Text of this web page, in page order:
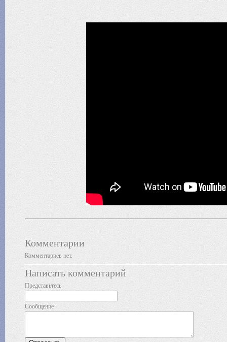
Комментарии
Комментариев нет.
Написать комментарий
Представьтесь
Сообщение